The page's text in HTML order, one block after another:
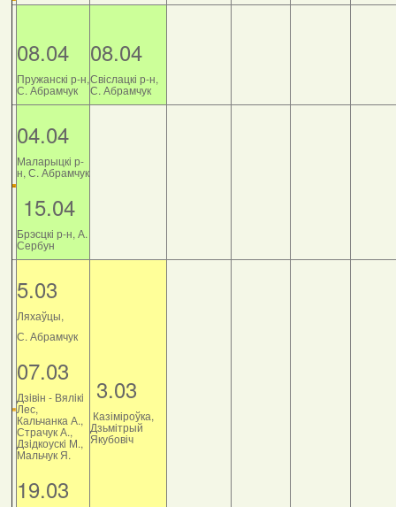
08.04
Пружанскі р-н,
С. Абрамчук
08.04
Свіслацкі р-н,
С. Абрамчук
04.04
Маларыцкі р-
н, С. Абрамчук
15.04
Брэсцкі р-н, А.
Сербун
5.03
Ляхаўцы,
С. Абрамчук
07.03
Дзiвiн - Вялiкi
Лес,
Кальчанка А.,
Страчук А.,
Дзiдкоускi М.,
Мальчук Я.
19.03
3.03
Казіміроўка,
Дзьмітрый
Якубовіч